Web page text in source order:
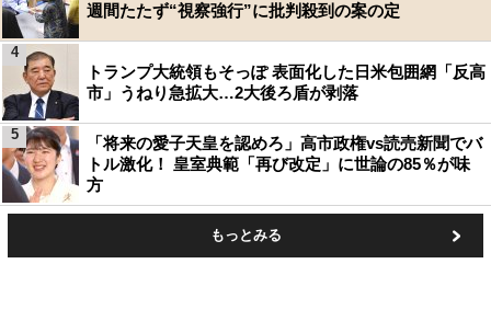
週間たたず“視察強行”に批判殺到の案の定
トランプ大統領もそっぽ 表面化した日米包囲網「反高
市」うねり急拡大…2大後ろ盾が剥落
4
「将来の愛子天皇を認めろ」高市政権vs読売新聞でバ
トル激化！ 皇室典範「再び改定」に世論の85％が味
方
5
もっとみる